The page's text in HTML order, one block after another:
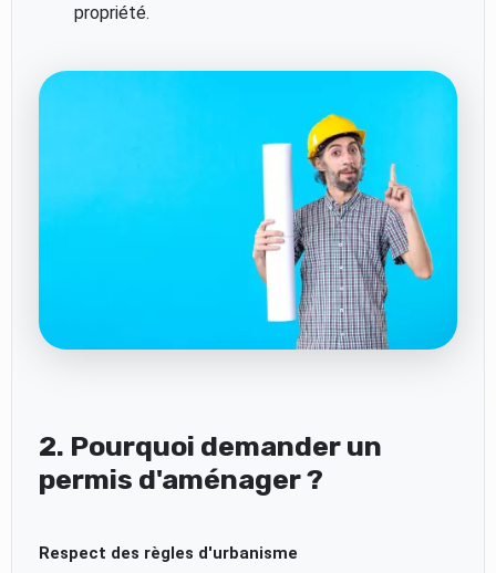
propriété.
2. Pourquoi demander un
permis d'aménager ?
Respect des règles d'urbanisme